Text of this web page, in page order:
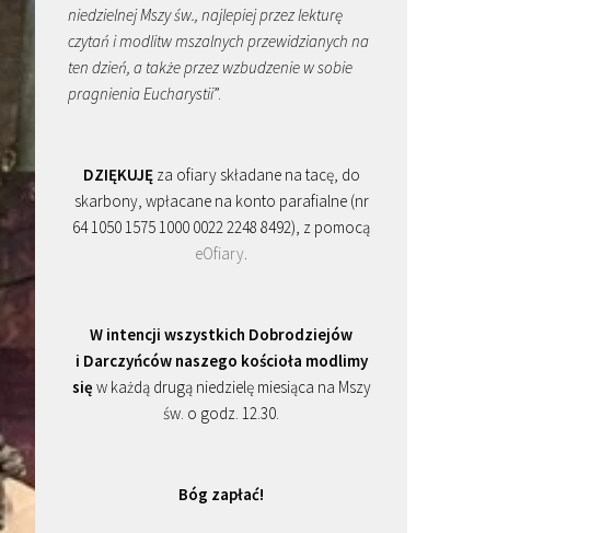
niedzielnej Mszy św., najlepiej przez lekturę
czytań i modlitw mszalnych przewidzianych na
ten dzień, a także przez wzbudzenie w sobie
pragnienia Eucharystii”.
DZIĘKUJĘza ofiary składane na tacę, do
skarbony, wpłacane na konto parafialne (nr
64 1050 1575 1000 0022 2248 8492), z pomocą
eOfiary.
W intencji wszystkich Dobrodziejów
i Darczyńców naszego kościoła modlimy
się w każdą drugą niedzielę miesiąca na Mszy
św. o godz. 12.30.
Bóg zapłać!